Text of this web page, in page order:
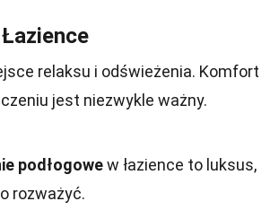
relaksu i odświeżenia. Komfort
jest niezwykle ważny.
podłogowew łazience to luksus,
rozważyć.